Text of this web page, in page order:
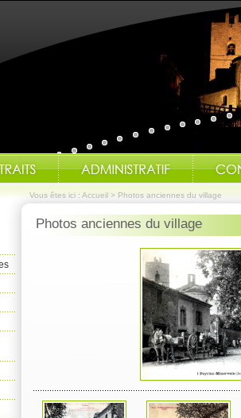
Vous êtes ici : Accueil > Photos anciennes du village
Photos anciennes du village